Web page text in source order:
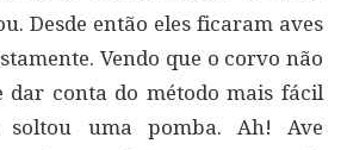
Desde então eles ficaram aves
Vendo que o corvo não
dar conta do método mais fácil
soltou uma pomba. Ah! Ave